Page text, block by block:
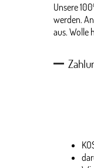
Unsere
werden.
aus. Wolle